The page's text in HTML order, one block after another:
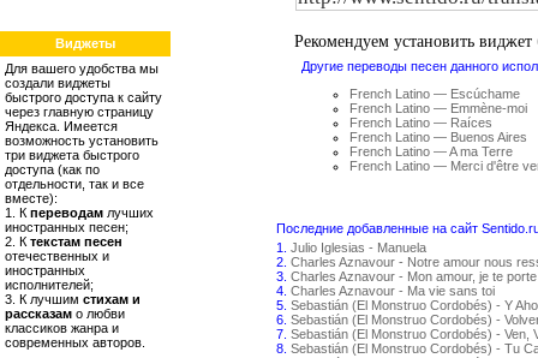
Виджеты
Для вашего удобства мы
создали виджеты
быстрого доступа к сайту
через главную страницу
Яндекса. Имеется
возможность установить
три виджета быстрого
доступа (как по
отдельности, так и все
вместе):
1. К переводам лучших
иностранных песен;
2. К текстам песен
отечественных и
иностранных
исполнителей;
3. К лучшим стихам и
рассказам о любви
классиков жанра и
современных авторов.
Рекомендуем установить виджет
Другие переводы песен данного
French Latino — Escúchame
French Latino — Emmène-moi
French Latino — Raíces
French Latino — Buenos Aires
French Latino — A ma Terre
French Latino — Merci d'être
Последние добавленные на сайт
1. Julio Iglesias - Manuela
2. Charles Aznavour - Notre amour nous
3. Charles Aznavour - Mon amour, je te
4. Charles Aznavour - Ma vie sans toi
5. Sebastián (El Monstruo Cordobés) - Y
6. Sebastián (El Monstruo Cordobés) -
7. Sebastián (El Monstruo Cordobés) - Ven,
8. Sebastián (El Monstruo Cordobés) - Tu